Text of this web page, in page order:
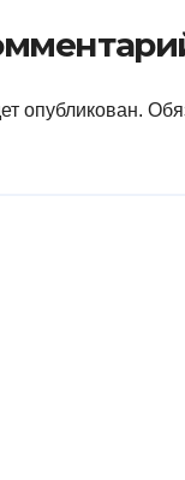
опубликован.